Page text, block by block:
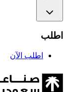
اطلب
اطلب الآن